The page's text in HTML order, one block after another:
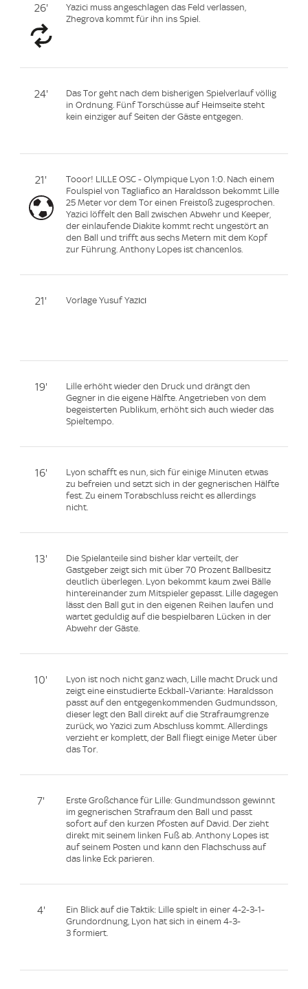
26'
Yazici muss angeschlagen das Feld verlassen,
Zhegrova kommt für ihn ins Spiel.
24'
Das Tor geht nach dem bisherigen Spielverlauf völlig
in Ordnung. Fünf Torschüsse auf Heimseite steht
kein einziger auf Seiten der Gäste entgegen.
21'
Tooor! LILLE OSC - Olympique Lyon 1:0. Nach einem
Foulspiel von Tagliafico an Haraldsson bekommt Lille
25 Meter vor dem Tor einen Freistoß zugesprochen.
Yazici löffelt den Ball zwischen Abwehr und Keeper,
der einlaufende Diakite kommt recht ungestört an
den Ball und trifft aus sechs Metern mit dem Kopf
zur Führung. Anthony Lopes ist chancenlos.
21' Vorlage Yusuf Yazıcı
19'
Lille erhöht wieder den Druck und drängt den
Gegner in die eigene Hälfte. Angetrieben von dem
begeisterten Publikum, erhöht sich auch wieder das
Spieltempo.
16'
Lyon schafft es nun, sich für einige Minuten etwas
zu befreien und setzt sich in der gegnerischen Hälfte
fest. Zu einem Torabschluss reicht es allerdings
nicht.
13'
Die Spielanteile sind bisher klar verteilt, der
Gastgeber zeigt sich mit über 70 Prozent Ballbesitz
deutlich überlegen. Lyon bekommt kaum zwei Bälle
hintereinander zum Mitspieler gepasst. Lille dagegen
lässt den Ball gut in den eigenen Reihen laufen und
wartet geduldig auf die bespielbaren Lücken in der
Abwehr der Gäste.
10'
Lyon ist noch nicht ganz wach, Lille macht Druck und
zeigt eine einstudierte Eckball-Variante: Haraldsson
passt auf den entgegenkommenden Gudmundsson,
dieser legt den Ball direkt auf die Strafraumgrenze
zurück, wo Yazici zum Abschluss kommt. Allerdings
verzieht er komplett, der Ball fliegt einige Meter über
das Tor.
7'
Erste Großchance für Lille: Gundmundsson gewinnt
im gegnerischen Strafraum den Ball und passt
sofort auf den kurzen Pfosten auf David. Der zieht
direkt mit seinem linken Fuß ab. Anthony Lopes ist
auf seinem Posten und kann den Flachschuss auf
das linke Eck parieren.
4'
Ein Blick auf die Taktik: Lille spielt in einer 4-2-3-1-
Grundordnung, Lyon hat sich in einem 4-3-
3 formiert.